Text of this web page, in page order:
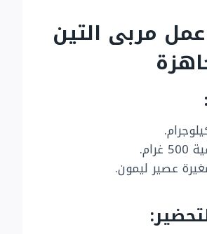
مربى التين
عصير ليمون.